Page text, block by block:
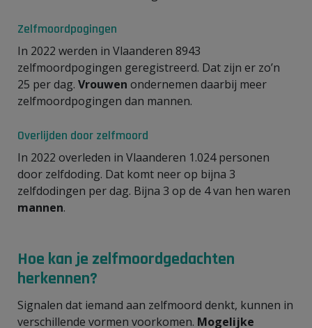
Zelfmoordpogingen
In 2022 werden in Vlaanderen 8943
zelfmoordpogingen geregistreerd. Dat zijn er zo’n
25 per dag. Vrouwen ondernemen daarbij meer
zelfmoordpogingen dan mannen.
Overlijden door zelfmoord
In 2022 overleden in Vlaanderen 1.024 personen
door zelfdoding. Dat komt neer op bijna 3
zelfdodingen per dag. Bijna 3 op de 4 van hen waren
mannen.
Hoe kan je zelfmoordgedachten
herkennen?
Signalen dat iemand aan zelfmoord denkt, kunnen in
verschillende vormen voorkomen. Mogelijke